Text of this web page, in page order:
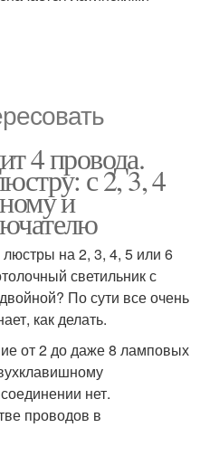
4 провода.
с 2, 3, 4
и
на 2, 3, 4, 5 или 6
светильник с
По сути все очень
как делать.
от 2 до даже 8 ламповых
нет.
проводов в